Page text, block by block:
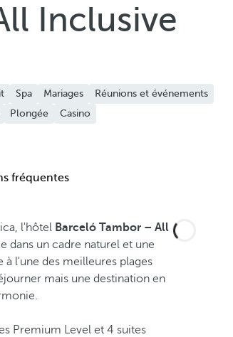
Inclusive
Spa Mariages
Réunions et événements
Plongée Casino
fréquentes
l'hôtel Barceló Tambor – All
dans un cadre naturel et une
à l'une des meilleures plages
mais une destination en
Premium Level et 4 suites